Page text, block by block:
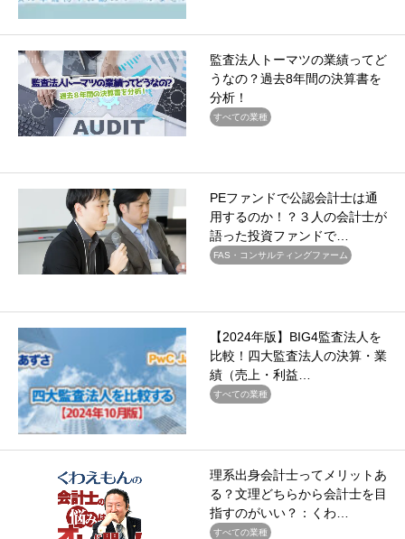
監査法人トーマツの業績ってど
うなの？過去8年間の決算書を
分析！
すべての業種
PEファンドで公認会計士は通
用するのか！？３人の会計士が
語った投資ファンドで…
FAS・コンサルティングファーム
【2024年版】BIG4監査法人を
比較！四大監査法人の決算・業
績（売上・利益…
すべての業種
理系出身会計士ってメリットあ
る？文理どちらから会計士を目
指すのがいい？：くわ…
すべての業種